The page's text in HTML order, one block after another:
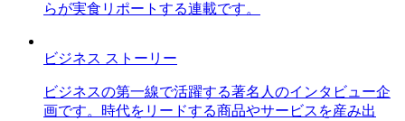
らが実食リポートする連載です。
ビジネス ストーリー
ビジネスの第一線で活躍する著名人のインタビュー企
画です。時代をリードする商品やサービスを産み出